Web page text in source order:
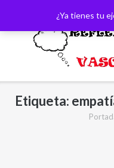
¿Ya tienes tu
contenido
Etiqueta: